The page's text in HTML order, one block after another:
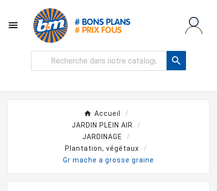


Accueil
JARDIN PLEIN AIR
JARDINAGE
Plantation, végétaux
Gr mache a grosse graine